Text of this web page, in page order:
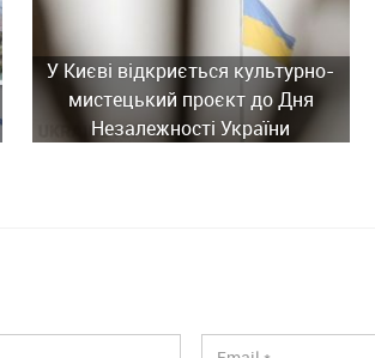
У Києві відкриється культурно-
мистецький проєкт до Дня
Незалежності України